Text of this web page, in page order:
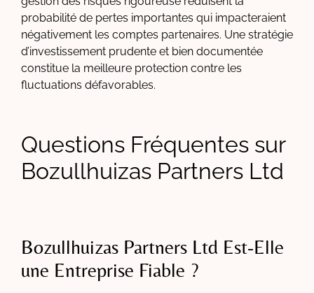
probabilité de pertes importantes qui impacteraient
négativement les comptes partenaires. Une stratégie
d’investissement prudente et bien documentée
constitue la meilleure protection contre les
fluctuations défavorables.
Questions Fréquentes sur
Bozullhuizas Partners Ltd
Bozullhuizas Partners Ltd Est-Elle
une Entreprise Fiable ?